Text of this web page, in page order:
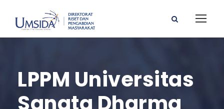
LPPM Universitas